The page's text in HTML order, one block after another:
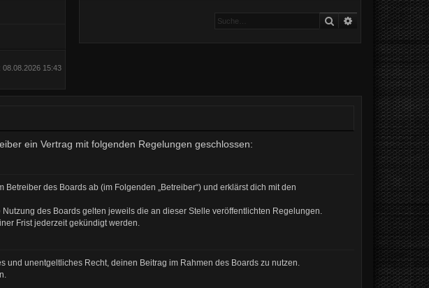
Suche Erweiterte Suche
08.08.2026 15:43
ein Vertrag mit folgenden Regelungen geschlossen:
des Boards ab (im Folgenden „Betreiber“) und erklärst dich mit den
des Boards gelten jeweils die an dieser Stelle veröffentlichten Regelungen.
Frist jederzeit gekündigt werden.
und unentgeltliches Recht, deinen Beitrag im Rahmen des Boards zu nutzen.